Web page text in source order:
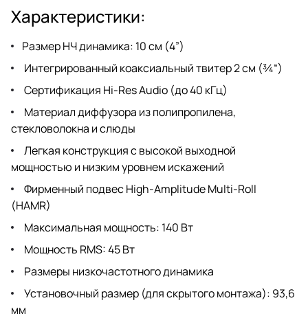
Характеристики:
Размер НЧ динамика: 10 см (4”)
Интегрированный коаксиальный твитер 2 см (¾“)
Сертификация Hi-Res Audio (до 40 кГц)
Материал диффузора из полипропилена,
стекловолокна и слюды
Легкая конструкция с высокой выходной
мощностью и низким уровнем искажений
Фирменный подвес High-Amplitude Multi-Roll
(HAMR)
Максимальная мощность: 140 Вт
Мощность RMS: 45 Вт
Размеры низкочастотного динамика
Установочный размер (для скрытого монтажа): 93,6
мм